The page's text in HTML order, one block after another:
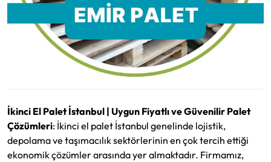
İkinci El Palet İstanbul | Uygun Fiyatlı ve Güvenilir Palet
Çözümleri: İkinci el palet İstanbul genelinde lojistik,
depolama ve taşımacılık sektörlerinin en çok tercih ettiği
ekonomik çözümler arasında yer almaktadır. Firmamız,